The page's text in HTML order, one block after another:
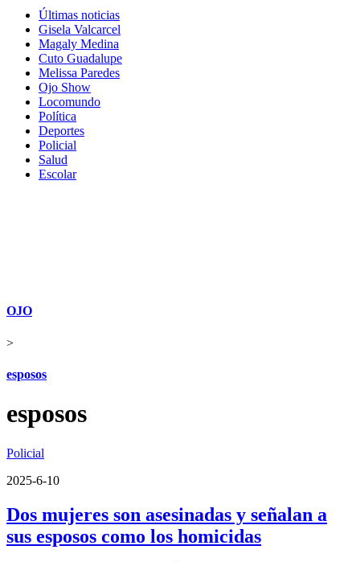
Últimas noticias
Gisela Valcarcel
Magaly Medina
Cuto Guadalupe
Melissa Paredes
Ojo Show
Locomundo
Política
Deportes
Policial
Salud
Escolar
OJO
>
esposos
esposos
Policial
2025-6-10
Dos mujeres son asesinadas y señalan a
sus esposos como los homicidas